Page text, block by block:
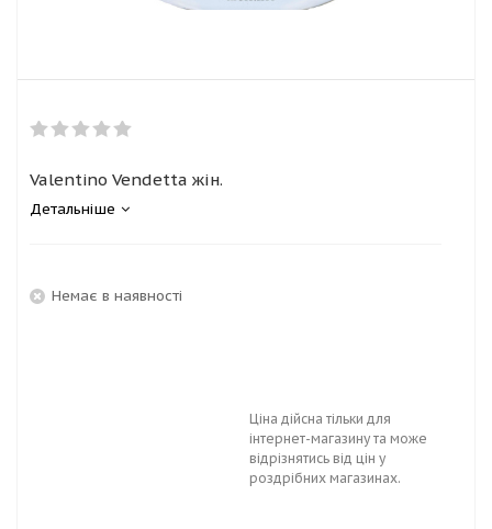
Valentino Vendetta жін.
Детальніше
Немає в наявності
Ціна дійсна тільки для
інтернет-магазину та може
відрізнятись від цін у
роздрібних магазинах.